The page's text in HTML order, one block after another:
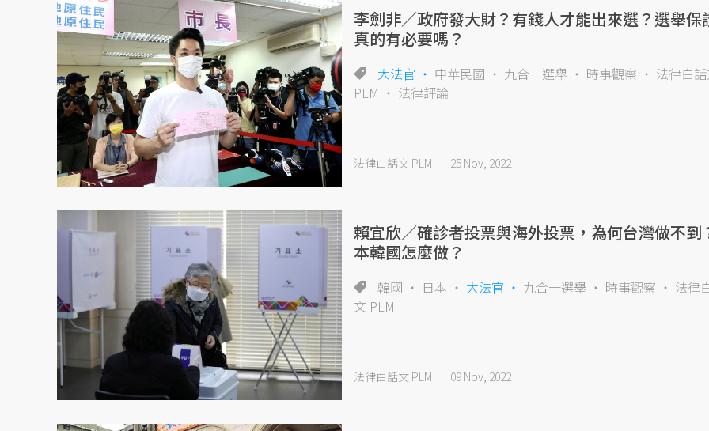
李劍非／政府發大財？有錢人才能出來選？選舉保
真的有必要嗎？
大法官 中華民國 九合一選舉 時事觀察
法律白
PLM
法律評論
法律白話文 PLM 25 Nov, 2022
賴宜欣／確診者投票與海外投票，為何台灣做不到
本韓國怎麼做？
韓國 日本 大法官 九合一選舉 時事觀察
法律
文 PLM
法律白話文 PLM 09 Nov, 2022